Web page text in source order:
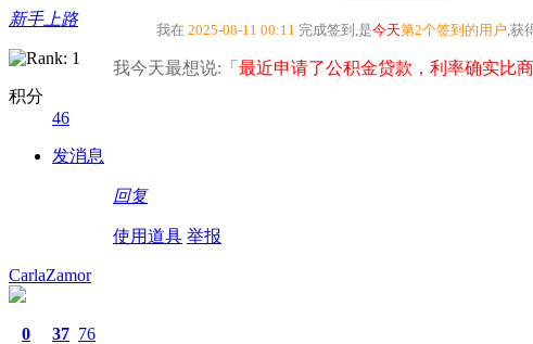
新手上路
积分
46
发消息
我在 2025-08-11 00:11 完成签到,是今天第2个签到的用户 ,获
我今天最想说:「 最近申请了公积金贷款，利率确实比
回复
使用道具 举报
CarlaZamor
0 37 76